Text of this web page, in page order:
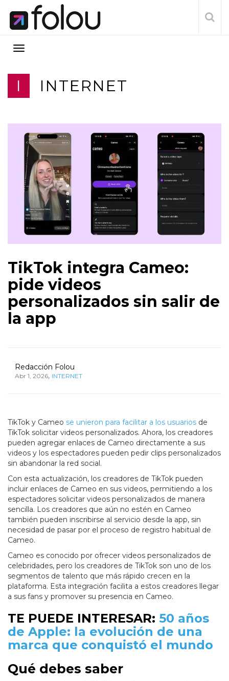
I INTERNET
TikTok integra Cameo:
pide videos
personalizados sin salir de
la app
Redacción Folou
Abr 1, 2026, INTERNET
TikTok y Cameo se unieron para facilitar a los usuarios de
TikTok solicitar videos personalizados. Ahora, los creadores
pueden agregar enlaces de Cameo directamente a sus
videos y los espectadores pueden pedir clips personalizados
sin abandonar la red social.
Con esta actualización, los creadores de TikTok pueden
incluir enlaces de Cameo en sus videos, permitiendo a los
espectadores solicitar videos personalizados de manera
sencilla. Los creadores que aún no estén en Cameo
también pueden inscribirse al servicio desde la app, sin
necesidad de pasar por el proceso de registro habitual de
Cameo.
Cameo es conocido por ofrecer videos personalizados de
celebridades, pero los creadores de TikTok son uno de los
segmentos de talento que más rápido crecen en la
plataforma. Esta integración facilita a estos creadores llegar
a sus fans y promover su presencia en Cameo.
TE PUEDE INTERESAR: 50 años
de Apple: la evolución de una
marca que conquistó el mundo
Qué debes saber